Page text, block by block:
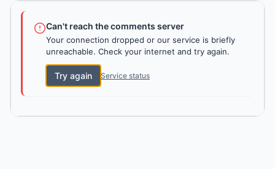
Can't reach the comments server
Your connection dropped or our service is briefly
unreachable. Check your internet and try again.
Try again Service status